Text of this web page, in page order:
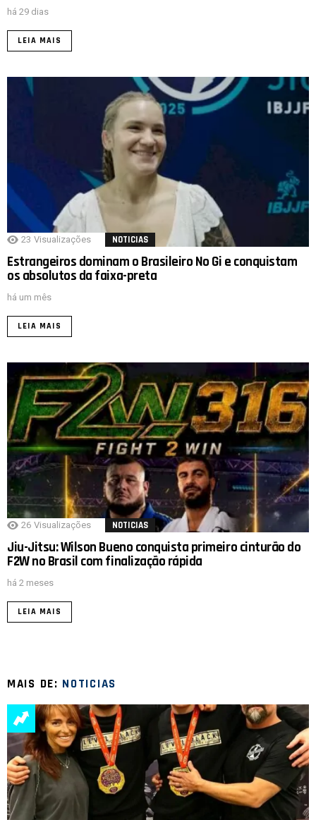
há 29 dias
LEIA MAIS
23 Visualizações NOTICIAS
Estrangeiros dominam o Brasileiro No Gi e conquistam
os absolutos da faixa-preta
há um mês
LEIA MAIS
26 Visualizações NOTICIAS
Jiu-Jitsu: Wilson Bueno conquista primeiro cinturão do
F2W no Brasil com finalização rápida
há 2 meses
LEIA MAIS
MAIS DE: NOTICIAS